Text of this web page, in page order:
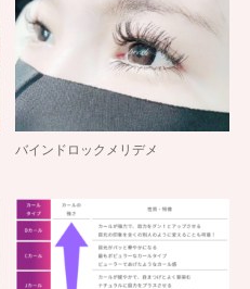
バインドロックメリデメ